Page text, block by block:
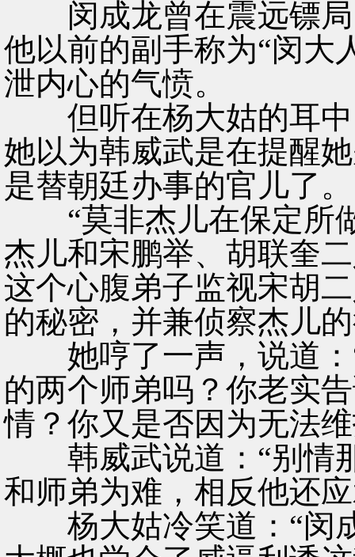
闵成龙曾在震远镖局
他以前的副手称为“闵大
泄内心的气愤。
但听在杨大姑的耳中
她以为韩威武是在提醒
是替朝廷办事的官儿了。
“莫非杰儿在保定所
杰儿和宋鹏举、胡联奎
这个心腹弟子监视宋胡
的秘密，并兼侦察杰儿
她哼了一声，说道：
的两个师弟吗？你老实
情？你又是否因为无法
韩威武说道：“别情
和师弟为难，相反他还
杨大姑冷笑道：“闵